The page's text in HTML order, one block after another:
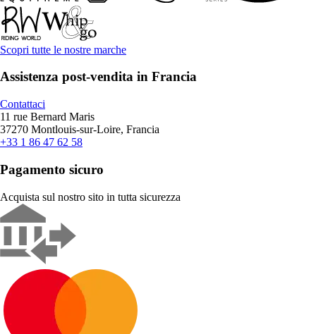
Scopri tutte le nostre marche
Assistenza post-vendita in Francia
Contattaci
11 rue Bernard Maris
37270 Montlouis-sur-Loire, Francia
+33 1 86 47 62 58
Pagamento sicuro
Acquista sul nostro sito in tutta sicurezza